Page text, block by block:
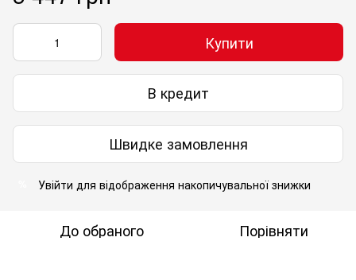
Купити
В кредит
Швидке замовлення
Увійти для відображення накопичувальної знижки
До обраного Порівняти